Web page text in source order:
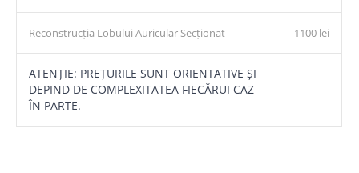
Reconstrucția Lobului Auricular Secționat 1100 lei
ATENȚIE: PREȚURILE SUNT ORIENTATIVE ȘI
DEPIND DE COMPLEXITATEA FIECĂRUI CAZ
ÎN PARTE.